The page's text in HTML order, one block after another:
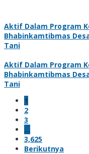
Aktif Dalam Program
Bhabinkamtibmas
Tani
Aktif Dalam Program
Bhabinkamtibmas
Tani
1
2
3
…
3,625
Berikutnya